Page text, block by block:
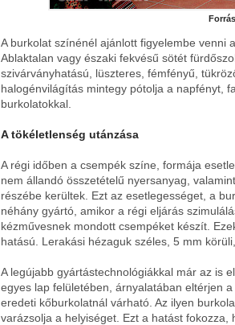
A burkolat színénél ajánlott figyelembe venni
Ablaktalan vagy északi fekvésű sötét
szivárványhatású, lüszteres, fémfényű,
halogénvilágítás mintegy pótolja a napfényt,
burkolatokkal.
A tökéletlenség utánzása
A régi időben a csempék színe, formája
nem állandó összetételű nyersanyag,
részébe kerültek. Ezt az esetlegességet, a
néhány gyártó, amikor a régi eljárás
kézművesnek mondott csempéket készít.
hatású. Lerakási hézaguk széles, 5 mm
A legújabb gyártástechnológiákkal már az is
egyes lap felületében, árnyalatában eltérjen
eredeti kőburkolatnál várható. Az ilyen
varázsolja a helyiséget. Ezt a hatást